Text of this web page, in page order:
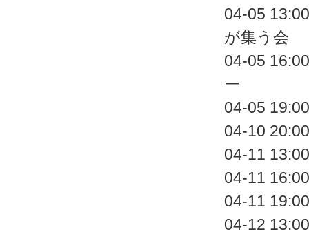
04-05
が集う会
04-05
ー
04-05
04-10
04-11
04-11
04-11
04-12